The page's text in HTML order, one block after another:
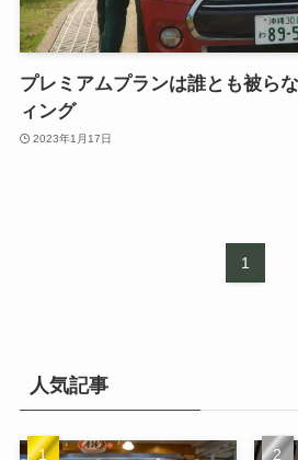
プレミアムプランは誰とも被ら
ィング
2023年1月17日
1
人気記事